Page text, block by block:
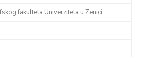
fakulteta Univerziteta u Zenici